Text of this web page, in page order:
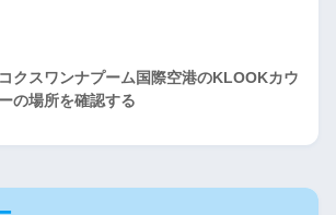
クスワンナプーム国際空港のKLOOKカウ
の場所を確認する